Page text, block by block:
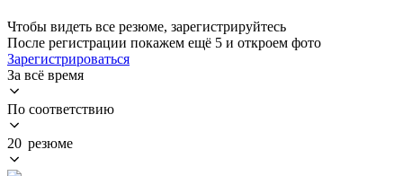
Чтобы видеть все резюме, зарегистрируйтесь
После регистрации покажем ещё 5 и откроем фото
Зарегистрироваться
За всё время
По соответствию
20 резюме